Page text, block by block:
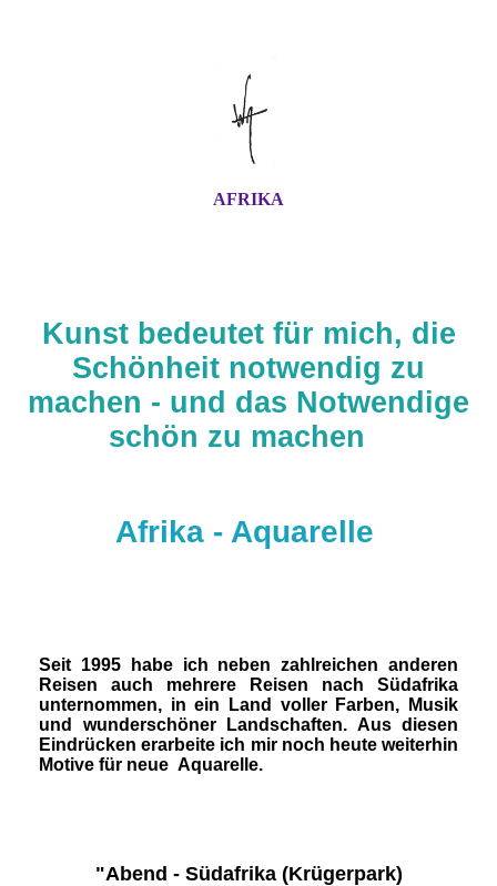
AFRIKA
Kunst bedeutet für mich, die
Schönheit notwendig zu
machen - und das Notwendige
schön zu machen
Afrika - Aquarelle
Seit 1995 habe ich neben zahlreichen anderen
Reisen auch mehrere Reisen nach Südafrika
unternommen, in ein Land voller Farben, Musik
und wunderschöner Landschaften. Aus diesen
Eindrücken erarbeite ich mir noch heute weiterhin
Motive für neue Aquarelle.
"Abend - Südafrika (Krügerpark)